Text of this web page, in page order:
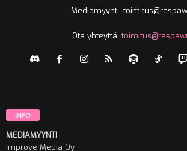
Mediamyynti,
Ota yhteyttä:
INFO
MEDIAMYYNTI
Improve Media Oy